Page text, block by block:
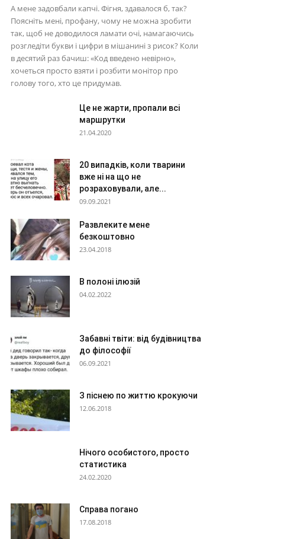
А мене задовбали капчі. Фігня, здавалося б, так?
Поясніть мені, профану, чому не можна зробити
так, щоб не доводилося ламати очі, намагаючись
розгледіти букви і цифри в мішанині з рисок? Коли
в десятий раз бачиш: «Код введено невірно»,
хочеться просто взяти і розбити монітор про
голову того, хто це придумав.
Це не жарти, пропали всі
маршрутки
21.04.2020
20 випадків, коли тварини
вже ні на що не
розраховували, але...
09.09.2021
Развлеките мене
безкоштовно
23.04.2018
В полоні ілюзій
04.02.2022
Забавні твіти: від будівництва
до філософії
06.09.2021
З піснею по життю крокуючи
12.06.2018
Нічого особистого, просто
статистика
24.02.2020
Справа погано
17.08.2018